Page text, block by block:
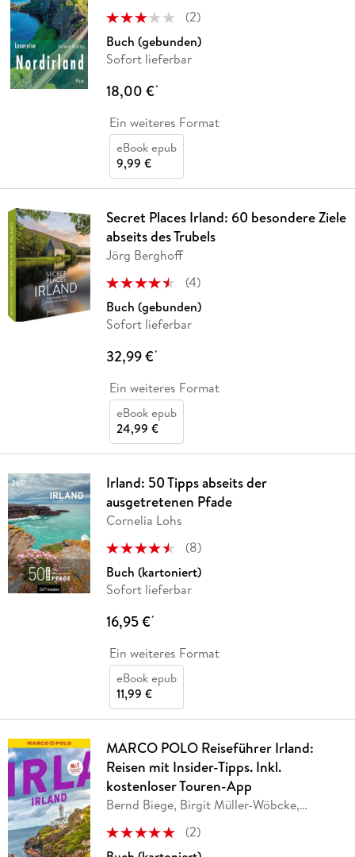
(2)
Buch (gebunden)
Sofort lieferbar
18,00 €*
Ein weiteres Format
eBook epub
9,99 €
Secret Places Irland: 60 besondere Ziele
abseits des Trubels
Jörg Berghoff
(4)
Buch (gebunden)
Sofort lieferbar
32,99 €*
Ein weiteres Format
eBook epub
24,99 €
Irland: 50 Tipps abseits der
ausgetretenen Pfade
Cornelia Lohs
(8)
Buch (kartoniert)
Sofort lieferbar
16,95 €*
Ein weiteres Format
eBook epub
11,99 €
MARCO POLO Reiseführer Irland:
Reisen mit Insider-Tipps. Inkl.
kostenloser Touren-App
Bernd Biege, Birgit Müller-Wöbcke,
(2)